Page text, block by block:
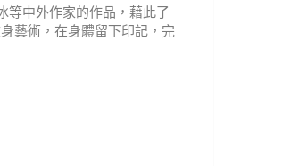
等中外作家的作品，藉此了
藝術，在身體留下印記，完